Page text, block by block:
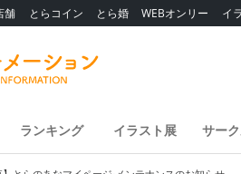
舗 とらコイン とら婚 WEBオンリー イ
ランキング イラスト展 サー